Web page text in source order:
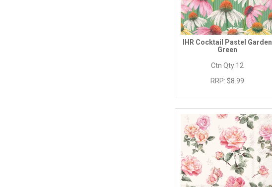
IHR Cocktail Pastel Garden
Green
Ctn Qty:12
RRP: $8.99